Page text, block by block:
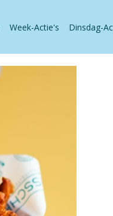
Week-Actie's Dinsdag-